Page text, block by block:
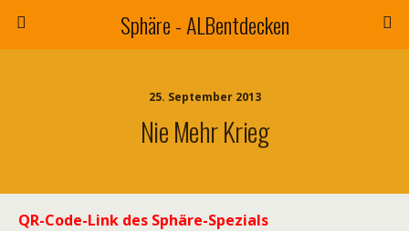
Sphäre - ALBentdecken
25. September 2013
Nie Mehr Krieg
QR-Code-Link des Sphäre-Spezials